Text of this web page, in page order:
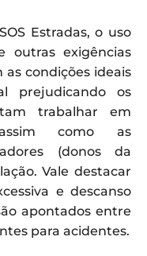
Estradas, o uso
outras exigências
condições ideais
prejudicando os
trabalhar em
assim como as
(donos da
Vale destacar
e descanso
apontados entre
para acidentes.